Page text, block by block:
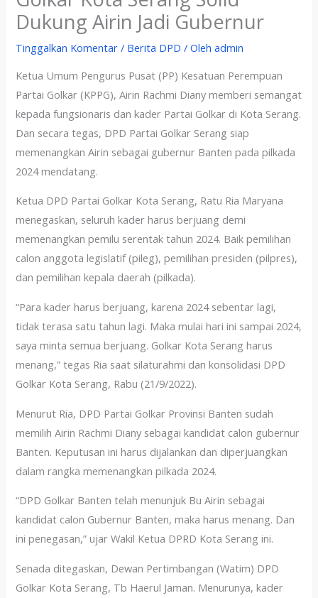
Dukung Airin Jadi Gubernur
Tinggalkan Komentar / Berita DPD / Olehadmin
Ketua Umum Pengurus Pusat (PP) Kesatuan Perempuan
Partai Golkar (KPPG), Airin Rachmi Diany memberi semangat
kepada fungsionaris dan kader Partai Golkar di Kota Serang.
Dan secara tegas, DPD Partai Golkar Serang siap
memenangkan Airin sebagai gubernur Banten pada pilkada
2024 mendatang.
Ketua DPD Partai Golkar Kota Serang, Ratu Ria Maryana
menegaskan, seluruh kader harus berjuang demi
memenangkan pemilu serentak tahun 2024. Baik pemilihan
calon anggota legislatif (pileg), pemilihan presiden (pilpres),
dan pemilihan kepala daerah (pilkada).
“Para kader harus berjuang, karena 2024 sebentar lagi,
tidak terasa satu tahun lagi. Maka mulai hari ini sampai 2024,
saya minta semua berjuang. Golkar Kota Serang harus
menang,” tegas Ria saat silaturahmi dan konsolidasi DPD
Golkar Kota Serang, Rabu (21/9/2022).
Menurut Ria, DPD Partai Golkar Provinsi Banten sudah
memilih Airin Rachmi Diany sebagai kandidat calon gubernur
Banten. Keputusan ini harus dijalankan dan diperjuangkan
dalam rangka memenangkan pilkada 2024.
“DPD Golkar Banten telah menunjuk Bu Airin sebagai
kandidat calon Gubernur Banten, maka harus menang. Dan
ini penegasan,” ujar Wakil Ketua DPRD Kota Serang ini.
Senada ditegaskan, Dewan Pertimbangan (Watim) DPD
Golkar Kota Serang, Tb Haerul Jaman. Menurunya, kader